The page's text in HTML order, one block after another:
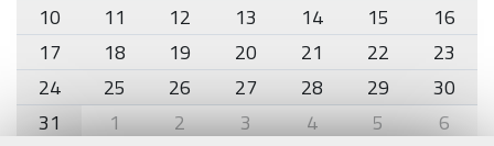
10
11 12 13 14 15
16
17
18 19 20 21 22
23
24
25 26 27 28 29
30
31
1 2 3 4 5 6